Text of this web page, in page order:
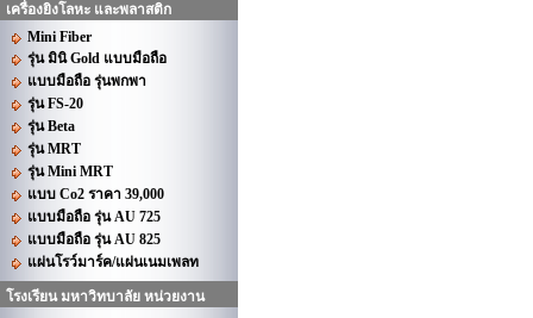
เครื่องยิงโลหะ และพลาสติก
Mini Fiber
รุ่น มินิ Gold แบบมือถือ
แบบมือถือ รุ่นพกพา
รุ่น FS-20
รุ่น Beta
รุ่น MRT
รุ่น Mini MRT
แบบ Co2 ราคา 39,000
แบบมือถือ รุ่น AU 725
แบบมือถือ รุ่น AU 825
แผ่นโรว์มาร์ค/แผ่นเนมเพลท
โรงเรียน มหาวิทบาลัย หน่วยงาน